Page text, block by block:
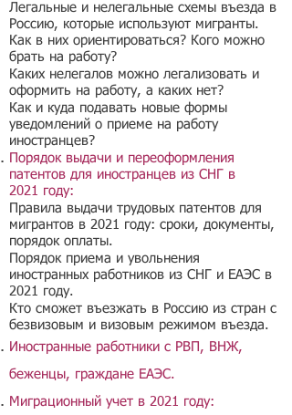
Легальные и нелегальные схемы въезда в
Россию, которые используют мигранты.
Как в них ориентироваться? Кого можно
брать на работу?​
Каких нелегалов можно легализовать и
оформить на работу, а каких нет?
Как и куда подавать новые формы
уведомлений о приеме на работу
иностранцев?
Порядок выдачи и переоформления
патентов для иностранцев из СНГ в
2021 году:
Правила выдачи трудовых патентов для
мигрантов в 2021 году: сроки, документы,
порядок оплаты.
Порядок приема и увольнения
иностранных работников из СНГ и ЕАЭС в
2021 году.
Кто сможет въезжать в Россию из стран с
безвизовым и визовым режимом въезда.
Иностранные работники с РВП, ВНЖ,
беженцы, граждане ЕАЭС.
Миграционный учет в 2021 году:​